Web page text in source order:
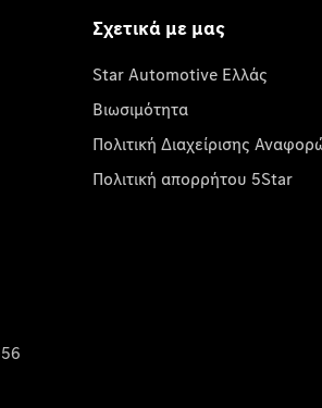
Σχετικά με μας
Star Automotive Ελλάς
Βιωσιμότητα
Πολιτική Διαχείρισης
Πολιτική απορρήτου 5Star